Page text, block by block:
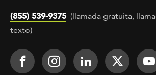
(855) 539-9375 (llamada gratuita,
texto)
Footer Social
Face It TOGETHER on
Face ItFace It